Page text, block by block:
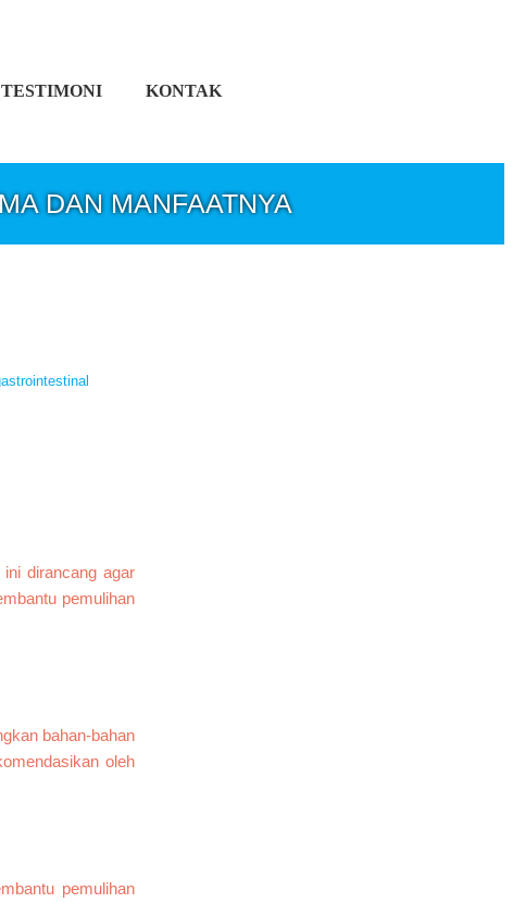
TESTIMONI KONTAK
DAN MANFAATNYA
dirancang agar
pemulihan
bahan-bahan
oleh
pemulihan